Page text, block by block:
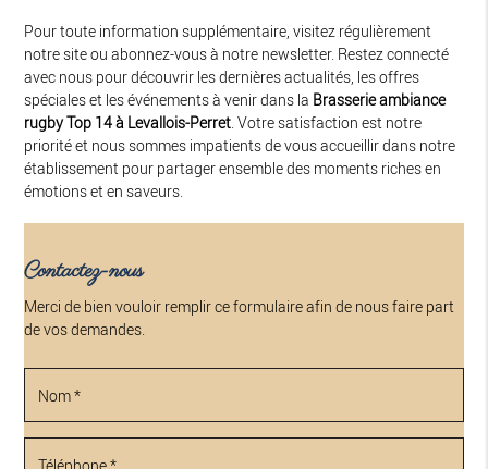
Pour toute information supplémentaire, visitez régulièrement
notre site ou abonnez-vous à notre newsletter. Restez connecté
avec nous pour découvrir les dernières actualités, les offres
spéciales et les événements à venir dans la Brasserie ambiance
rugby Top 14 à Levallois-Perret. Votre satisfaction est notre
priorité et nous sommes impatients de vous accueillir dans notre
établissement pour partager ensemble des moments riches en
émotions et en saveurs.
Contactez-nous
Merci de bien vouloir remplir ce formulaire afin de nous faire part
de vos demandes.